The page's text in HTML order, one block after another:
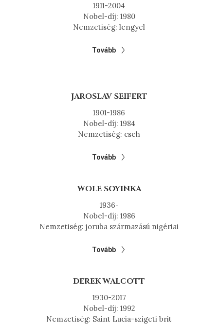
1911-2004
Nobel-díj: 1980
Nemzetiség: lengyel
Tovább
JAROSLAV SEIFERT
1901-1986
Nobel-díj: 1984
Nemzetiség: cseh
Tovább
WOLE SOYINKA
1936-
Nobel-díj: 1986
Nemzetiség: joruba származású nigériai
Tovább
DEREK WALCOTT
1930-2017
Nobel-díj: 1992
Nemzetiség: Saint Lucia-szigeti brit